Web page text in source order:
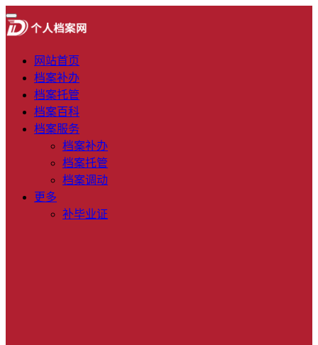
网站首页
档案补办
档案托管
档案百科
档案服务
档案补办
档案托管
档案调动
更多
补毕业证